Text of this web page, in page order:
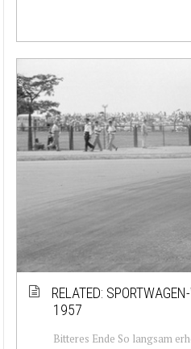
RELATED:
1957
Bitteres Ende So langsam